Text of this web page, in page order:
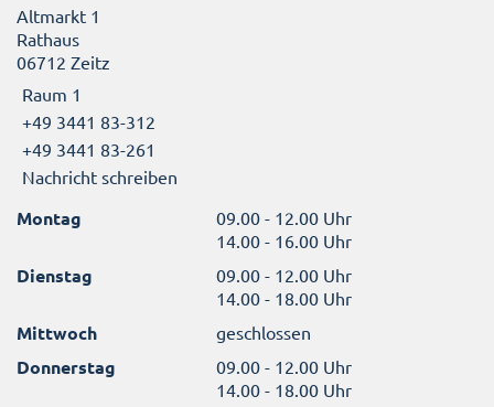
Altmarkt 1
Rathaus
06712 Zeitz
Raum 1
+49 3441 83-312
+49 3441 83-261
Nachricht schreiben
Montag
09.00 - 12.00 Uhr
14.00 - 16.00 Uhr
Dienstag
09.00 - 12.00 Uhr
14.00 - 18.00 Uhr
Mittwoch geschlossen
Donnerstag
09.00 - 12.00 Uhr
14.00 - 18.00 Uhr